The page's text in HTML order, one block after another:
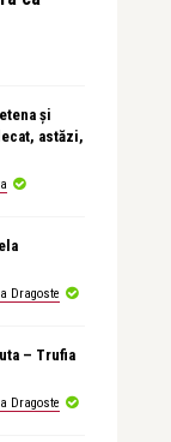
și
astăzi,
Dragoste
– Trufia
Dragoste